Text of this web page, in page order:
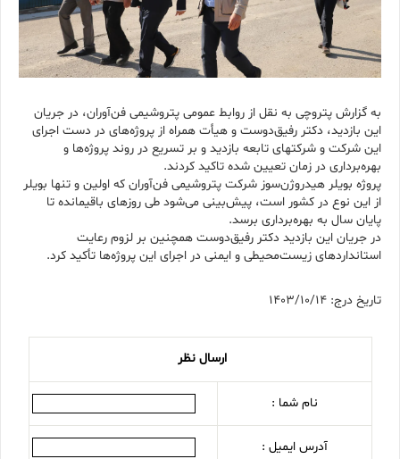
به گزارش پتروچی به نقل از روابط عمومی پتروشیمی فن‌آوران، در جریان
این بازدید، دکتر رفیق‌دوست و هیأت همراه از پروژه‌های در دست اجرای
این شرکت و شرکتهای تابعه بازدید و بر تسریع در روند پروژه‌ها و
بهره‌برداری در زمان تعیین شده تاکید کردند.
پروژه بویلر هیدروژن‌سوز شرکت پتروشیمی فن‌آوران که اولین و تنها بویلر
از این نوع در کشور است، پیش‌بینی می‌شود طی روزهای باقیمانده تا
پایان سال به بهره‌برداری برسد.
در جریان این بازدید دکتر رفیق‌دوست همچنین بر لزوم رعایت
استانداردهای زیست‌محیطی و ایمنی در اجرای این پروژه‌ها تأکید کرد.
تاریخ درج: 1403/10/14
ارسال نظر
نام شما :
آدرس ایمیل :